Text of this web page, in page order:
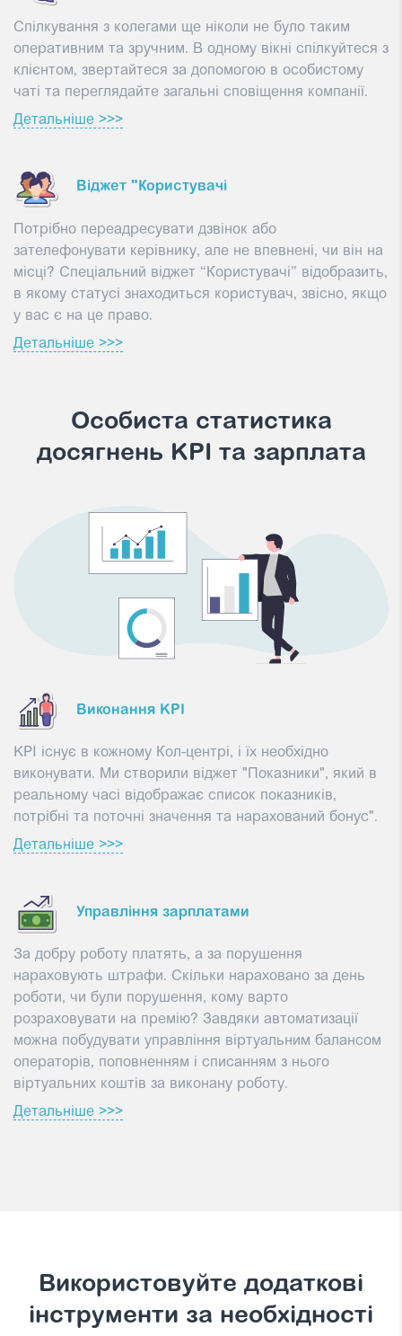
Спілкування з колегами ще ніколи не було таким
оперативним та зручним. В одному вікні спілкуйтеся з
клієнтом, звертайтеся за допомогою в особистому
чаті та переглядайте загальні сповіщення компанії.
Детальніше >>>
Віджет "Користувачі
Потрібно переадресувати дзвінок або
зателефонувати керівнику, але не впевнені, чи він на
місці? Спеціальний віджет “Користувачі” відобразить,
в якому статусі знаходиться користувач, звісно, якщо
у вас є на це право.
Детальніше >>>
Особиста статистика
досягнень KPI та зарплата
Виконання KPI
KPI існує в кожному Кол-центрі, і їх необхідно
виконувати. Ми створили віджет "Показники", який в
реальному часі відображає список показників,
потрібні та поточні значення та нарахований бонус".
Детальніше >>>
Управління зарплатами
За добру роботу платять, а за порушення
нараховують штрафи. Скільки нараховано за день
роботи, чи були порушення, кому варто
розраховувати на премію? Завдяки автоматизації
можна побудувати управління віртуальним балансом
операторів, поповненням і списанням з нього
віртуальних коштів за виконану роботу.
Детальніше >>>
Використовуйте додаткові
інструменти за необхідності